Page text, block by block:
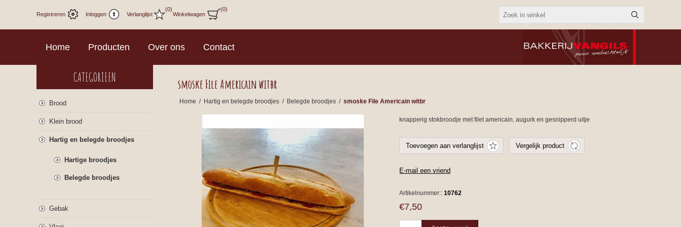
Registreren Inloggen Verlanglijst
(0)
Winkelwagen
(0)
Home Producten Over ons Contact
smoske File Americain witbr
Home / Hartig en belegde broodjes / Belegde broodjes / smoske File Americain witbr
knapperig stokbroodje met filet americain, augurk en gesnipperd uitje
Artikelnummer:: 10762
€7,50
CATEGORIEEN
Brood
Klein brood
Hartig en belegde broodjes
Hartige broodjes
Belegde broodjes
Gebak